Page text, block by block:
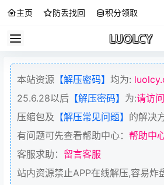
主页 防丢找回 积分领取
本站资源 【解压密码】 均为:
25.6.28以后 【解压密码】 为:请访
压缩包及 【解压常见问题】 的解决
有问题可先查看帮助中心： 帮助中
客服求助： 留言客服
站内资源禁止APP在线解压,容易炸